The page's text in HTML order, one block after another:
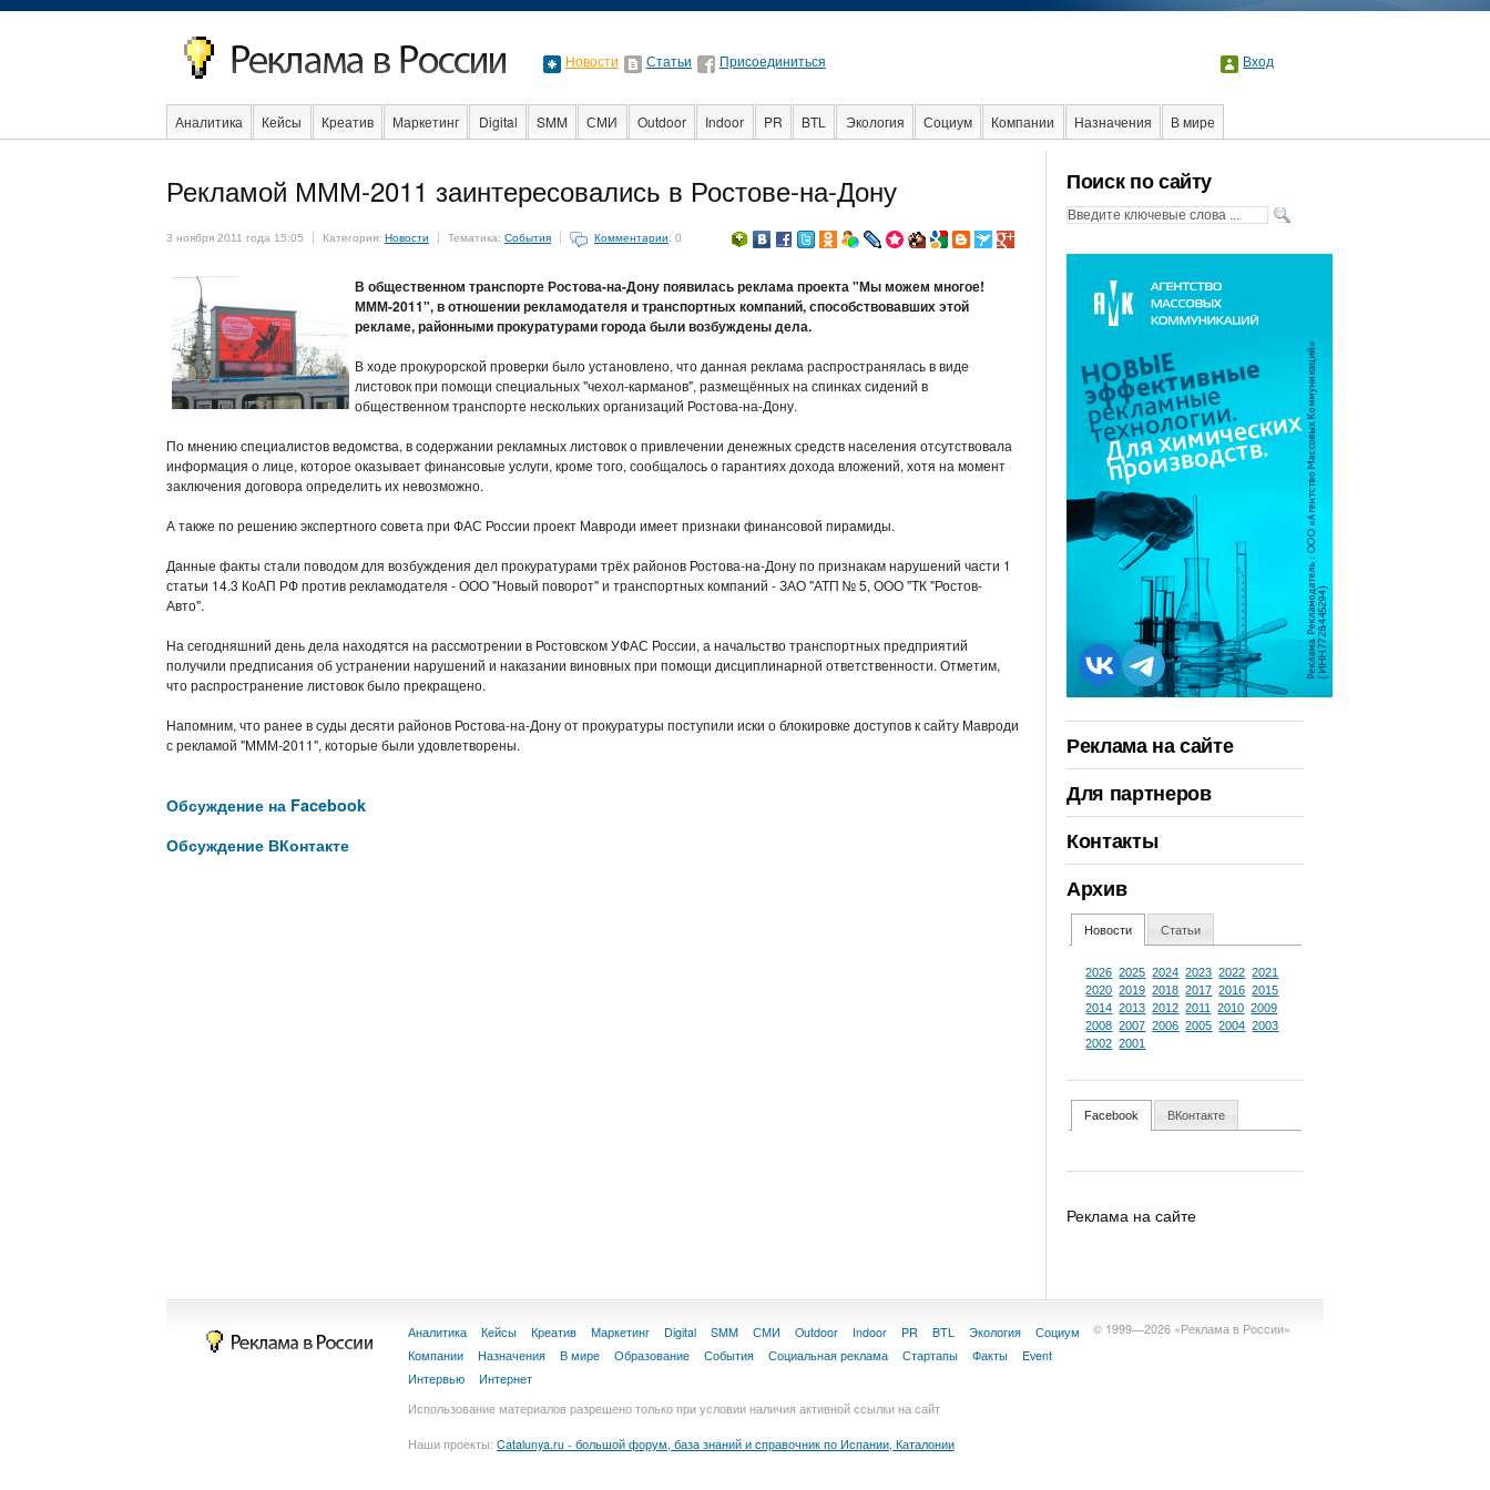
Новости Статьи Присоединиться Вход
Аналитика Кейсы Креатив Маркетинг Digital SMM СМИ Outdoor Indoor PR BTL Экология Социум Компании Назначения
В мире
Поиск по сайту
Реклама на сайте
Для партнеров
Контакты
Архив
Новости Статьи
2026 2025 2024 2023 2022 2021
2020 2019 2018 2017 2016 2015
2014 2013 2012 2011 2010 2009
2008 2007 2006 2005 2004 2003
2002 2001
Facebook ВКонтакте
Реклама на сайте
Рекламой МММ-2011 заинтересовались в Ростове-на-Дону
3 ноября 2011 года 15:05 Категория: Новости Тематика: События Комментарии: 0
В общественном транспорте Ростова-на-Дону появилась реклама проекта "Мы можем многое!
МММ-2011", в отношении рекламодателя и транспортных компаний, способствовавших этой
рекламе, районными прокуратурами города были возбуждены дела.
В ходе прокурорской проверки было установлено, что данная реклама распространялась в виде
листовок при помощи специальных "чехол-карманов", размещённых на спинках сидений в
общественном транспорте нескольких организаций Ростова-на-Дону.
По мнению специалистов ведомства, в содержании рекламных листовок о привлечении денежных средств населения отсутствовала
информация о лице, которое оказывает финансовые услуги, кроме того, сообщалось о гарантиях дохода вложений, хотя на момент
заключения договора определить их невозможно.
А также по решению экспертного совета при ФАС России проект Мавроди имеет признаки финансовой пирамиды.
Данные факты стали поводом для возбуждения дел прокуратурами трёх районов Ростова-на-Дону по признакам нарушений части 1
статьи 14.3 КоАП РФ против рекламодателя - ООО "Новый поворот" и транспортных компаний - ЗАО "АТП № 5, ООО "ТК "Ростов-
Авто".
На сегодняшний день дела находятся на рассмотрении в Ростовском УФАС России, а начальство транспортных предприятий
получили предписания об устранении нарушений и наказании виновных при помощи дисциплинарной ответственности. Отметим,
что распространение листовок было прекращено.
Напомним, что ранее в суды десяти районов Ростова-на-Дону от прокуратуры поступили иски о блокировке доступов к сайту Мавроди
с рекламой "МММ-2011", которые были удовлетворены.
Обсуждение на Facebook
Обсуждение ВКонтакте
© 1999—2026 «Реклама в России»
Аналитика Кейсы Креатив Маркетинг Digital SMM СМИ Outdoor Indoor PR BTL Экология
Социум
Компании
Назначения В мире Образование События Социальная реклама Стартапы Факты
Event
Интервью
Интернет
Использование материалов разрешено только при условии наличия активной ссылки на сайт
Наши проекты: Catalunya.ru - большой форум, база знаний и справочник по Испании, Каталонии